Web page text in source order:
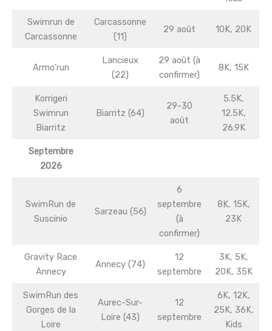
Swimrun de
Carcassonne
Carcassonne
(11)
29 août 10K, 20K
Armo’run
Lancieux
(22)
29 août (à
confirmer)
8K, 15K
Korrigeri
Swimrun
Biarritz
Biarritz (64)
29-30
août
5.5K,
12.5K,
26.9K
Septembre
2026
SwimRun de
Suscinio
Sarzeau (56)
6
septembre
(à
confirmer)
8K, 15K,
23K
Gravity Race
Annecy
Annecy (74)
12
septembre
3K, 5K,
20K, 35K
SwimRun des
Gorges de la
Loire
Aurec-Sur-
Loire (43)
12
septembre
6K, 12K,
25K, 36K,
Kids